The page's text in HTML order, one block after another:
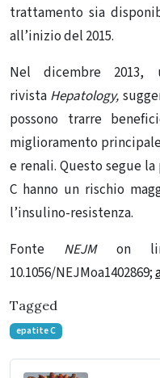
trattamento sia
all’inizio del 2015.
Nel dicembre
rivista Hepatology,
possono trarre
miglioramento
e renali. Questo segue
C hanno un rischio
l’insulino-resistenza.
Fonte NEJMon
10.1056/NEJMoa1402869;
Tagged
epatite C